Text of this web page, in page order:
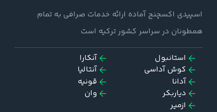
اسپیدی اکسچنج آماده ارائه خدمات صرافی به تمام
همطونان در سراسر کشور ترکیه است
استانبول
آنکارا
کوش آداسی
آنتالیا
آدانا
قونیه
دیاربکر
وان
ازمیر